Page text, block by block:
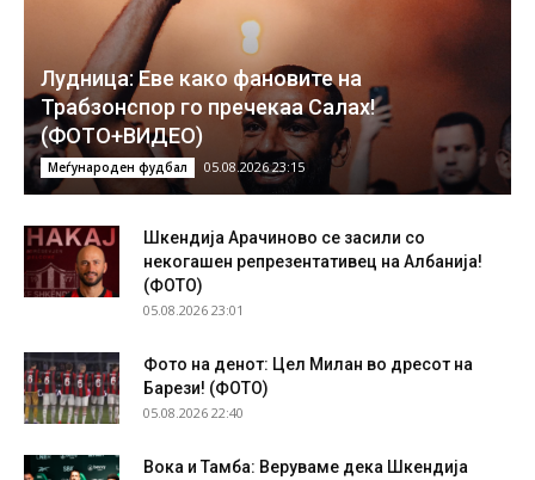
Лудница: Еве како фановите на
Трабзонспор го пречекаа Салах!
(ФОТО+ВИДЕО)
Меѓународен фудбал 05.08.2026 23:15
Шкендија Арачиново се засили со
некогашен репрезентативец на Албанија!
(ФОТО)
05.08.2026 23:01
Фото на денот: Цел Милан во дресот на
Барези! (ФОТО)
05.08.2026 22:40
Вока и Тамба: Веруваме дека Шкендија